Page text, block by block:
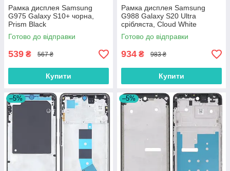
Рамка дисплея Samsung
G975 Galaxy S10+ чорна,
Prism Black
Готово до відправки
539 ₴ 567 ₴
Купити
Рамка дисплея Samsung
G988 Galaxy S20 Ultra
срібляста, Cloud White
Готово до відправки
934 ₴ 983 ₴
Купити
–5% –5%